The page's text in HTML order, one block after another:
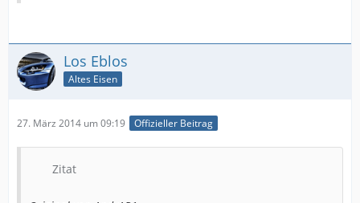
Los Eblos
Altes Eisen
27. März 2014 um 09:19 Offizieller Beitrag
Zitat